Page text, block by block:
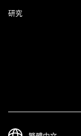
研究